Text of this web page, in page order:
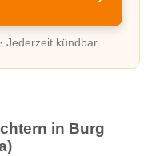
Jederzeit kündbar
in Burg